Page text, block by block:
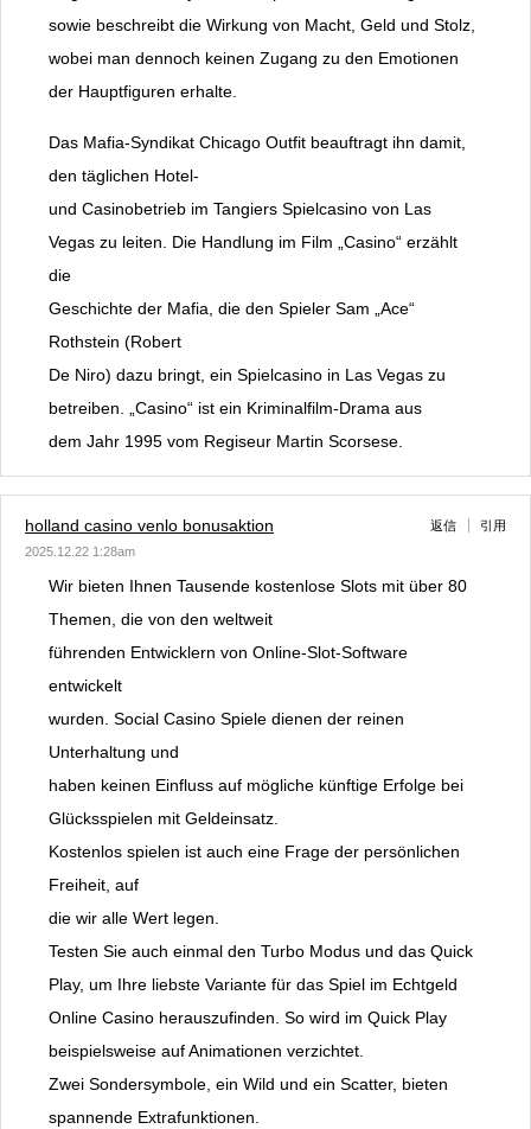
sowie beschreibt die Wirkung von Macht, Geld und Stolz,
wobei man dennoch keinen Zugang zu den Emotionen
der Hauptfiguren erhalte.
Das Mafia-Syndikat Chicago Outfit beauftragt ihn damit,
den täglichen Hotel-
und Casinobetrieb im Tangiers Spielcasino von Las
Vegas zu leiten. Die Handlung im Film „Casino“ erzählt
die
Geschichte der Mafia, die den Spieler Sam „Ace“
Rothstein (Robert
De Niro) dazu bringt, ein Spielcasino in Las Vegas zu
betreiben. „Casino“ ist ein Kriminalfilm-Drama aus
dem Jahr 1995 vom Regiseur Martin Scorsese.
holland casino venlo bonusaktion
2025.12.22 1:28am
返信 引用
Wir bieten Ihnen Tausende kostenlose Slots mit über 80
Themen, die von den weltweit
führenden Entwicklern von Online-Slot-Software
entwickelt
wurden. Social Casino Spiele dienen der reinen
Unterhaltung und
haben keinen Einfluss auf mögliche künftige Erfolge bei
Glücksspielen mit Geldeinsatz.
Kostenlos spielen ist auch eine Frage der persönlichen
Freiheit, auf
die wir alle Wert legen.
Testen Sie auch einmal den Turbo Modus und das Quick
Play, um Ihre liebste Variante für das Spiel im Echtgeld
Online Casino herauszufinden. So wird im Quick Play
beispielsweise auf Animationen verzichtet.
Zwei Sondersymbole, ein Wild und ein Scatter, bieten
spannende Extrafunktionen.